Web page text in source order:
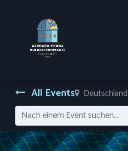
All Events Deutschland